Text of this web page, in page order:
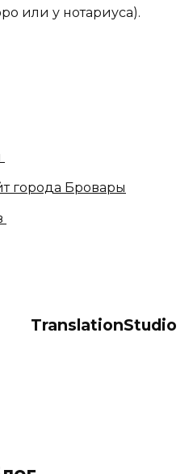
или у нотариуса).
города Бровары
TranslationStudio